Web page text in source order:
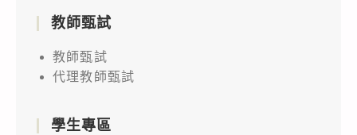
教師甄試
教師甄試
代理教師甄試
學生專區